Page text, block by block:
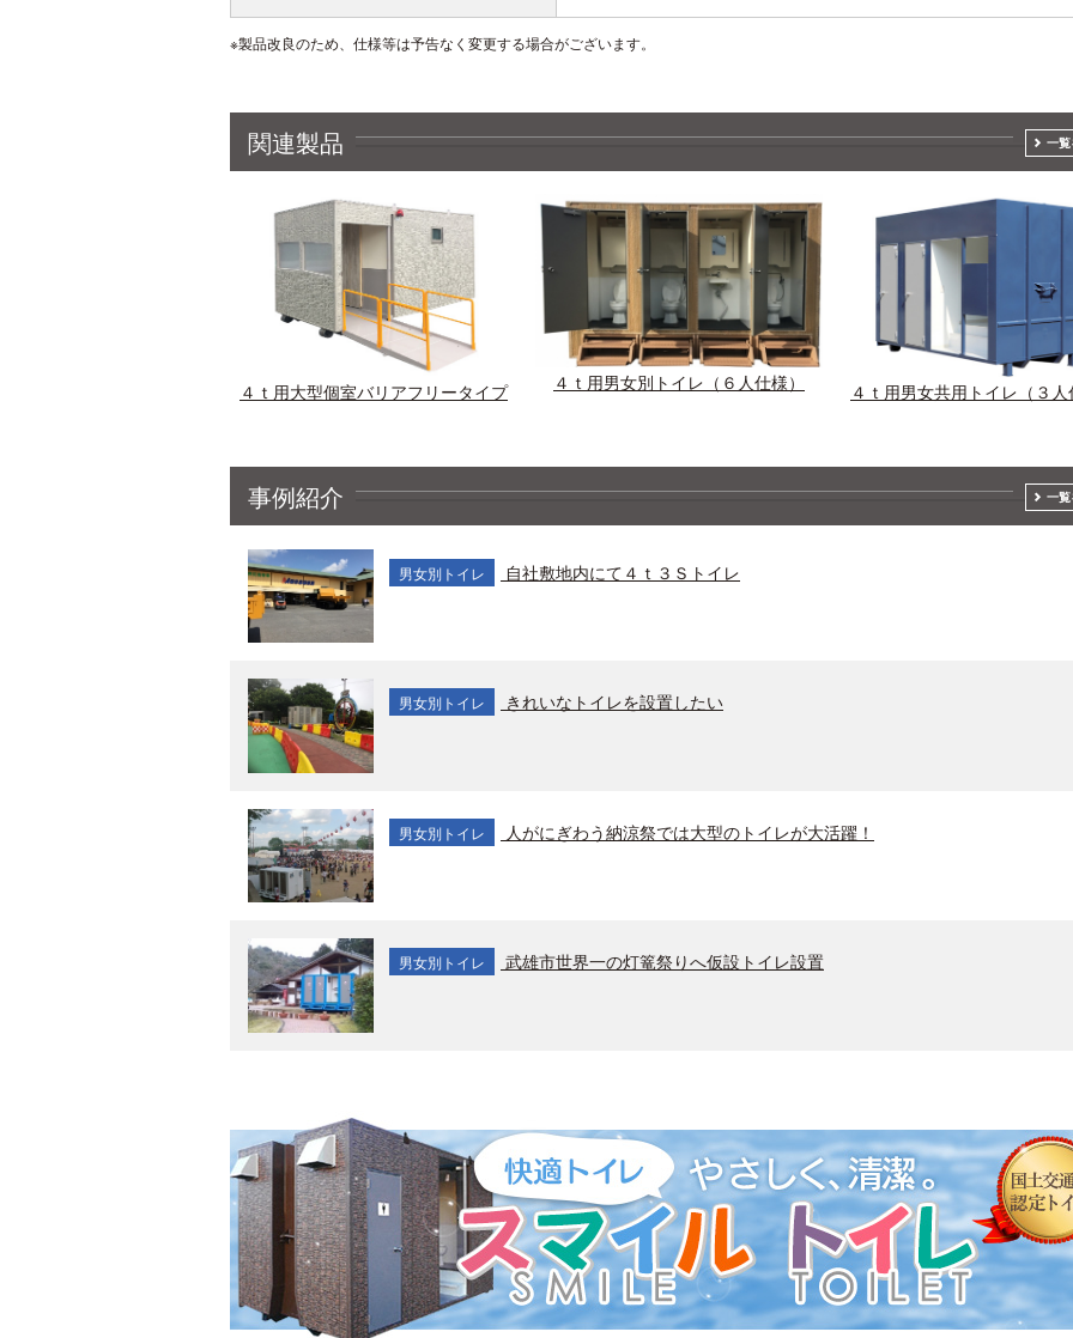
※製品改良のため、仕様等は予告なく変更する場合がございます。
関連製品 一
４ｔ用大型個室バリアフリータイプ ４ｔ用男女別トイレ（６人仕様） ４ｔ用男女共用トイレ（３
事例紹介 一
男女別トイレ 自社敷地内にて４ｔ３Ｓトイレ
男女別トイレ きれいなトイレを設置したい
男女別トイレ 人がにぎわう納涼祭では大型のトイレが大活躍！
男女別トイレ 武雄市世界一の灯篭祭りへ仮設トイレ設置